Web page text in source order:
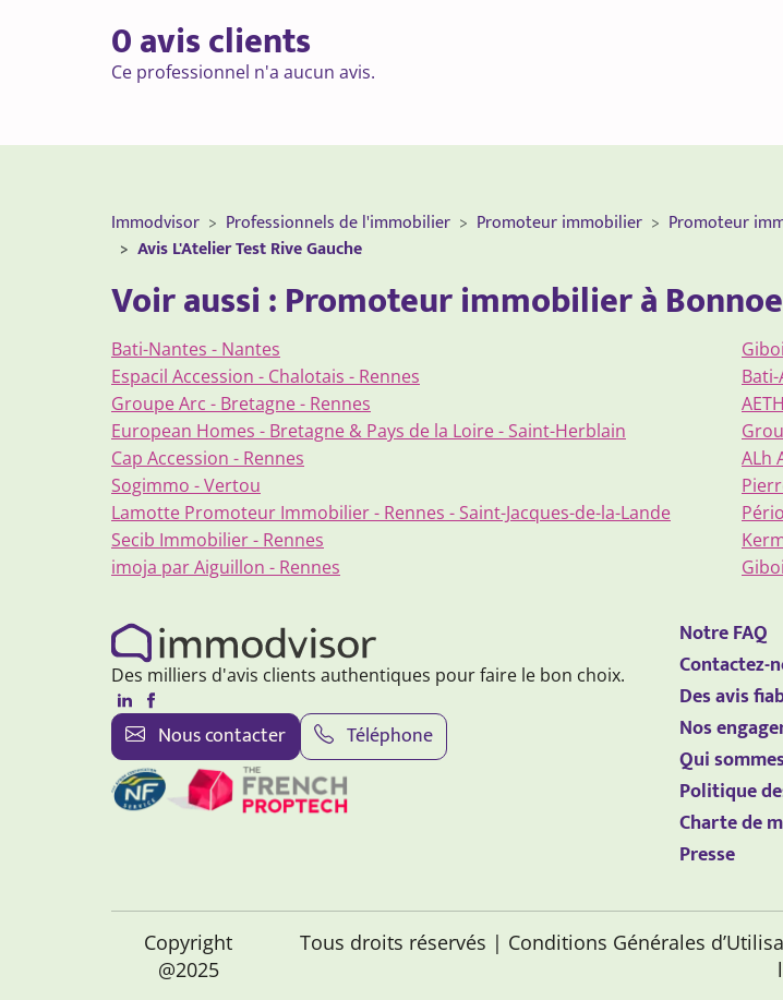
0 avis clients
Ce professionnel n'a aucun avis.
Immodvisor Professionnels de l'immobilier Promoteur immobilier Promoteur
Avis L'Atelier Test Rive Gauche
Voir aussi : Promoteur immobilier à
Bati-Nantes - Nantes
Espacil Accession - Chalotais - Rennes
Groupe Arc - Bretagne - Rennes
European Homes - Bretagne & Pays de la Loire - Saint-Herblain
Cap Accession - Rennes
Sogimmo - Vertou
Lamotte Promoteur Immobilier - Rennes - Saint-Jacques-de-la-Lande
Secib Immobilier - Rennes
imoja par Aiguillon - Rennes
ALh
Des milliers d'avis clients authentiques pour faire le bon choix.
Nous contacter Téléphone
Notre FAQ
Contactez-
Des avis
Nos
Qui
Politique
Charte de
Presse
Copyright
@2025
Tous droits réservés | Conditions Générales